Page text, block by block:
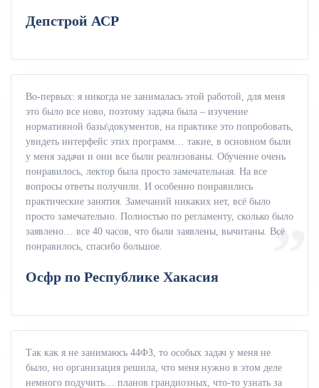
Депстрой АСР
Во-первых: я никогда не занималась этой работой, для меня
это было все ново, поэтому задача была – изучение
нормативной базы\документов, на практике это попробовать,
увидеть интерфейс этих программ… такие, в основном были
у меня задачи и они все были реализованы. Обучение очень
понравилось, лектор была просто замечательная. На все
вопросы ответы получили. И особенно понравились
практические занятия. Замечаний никаких нет, всё было
просто замечательно. Полностью по регламенту, сколько было
заявлено… все 40 часов, что были заявлены, вычитаны. Всё
понравилось, спасибо большое.
Осфр по Республике Хакасия
Так как я не занимаюсь 44ФЗ, то особых задач у меня не
было, но организация решила, что меня нужно в этом деле
немного подучить… планов грандиозных, что-то узнать за